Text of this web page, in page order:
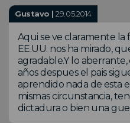
Gustavo |29.05.2014
Aqui se ve claramente
EE.UU. nos ha mirado,
agradable.Y lo
años despues el pais
aprendido nada de esta
mismas circunstancia,
dictadura o bien una